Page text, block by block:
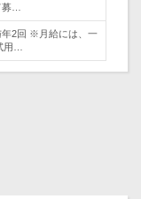
…
年2回 ※月給には、一
用…